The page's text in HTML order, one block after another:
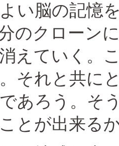
い脳の記憶
のクローン
えていく。
それと共に
あろう。そ
とが出来る